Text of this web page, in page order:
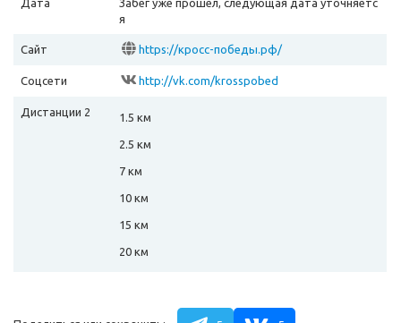
я
Сайт https://кросс-победы.рф/
Соцсети http://vk.com/krosspobed
Дистанции 2 1.5 км
2.5 км
7 км
10 км
15 км
20 км